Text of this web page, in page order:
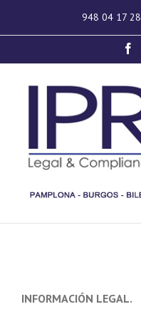
948 04 17 28
INFORMACIÓN LEGAL.